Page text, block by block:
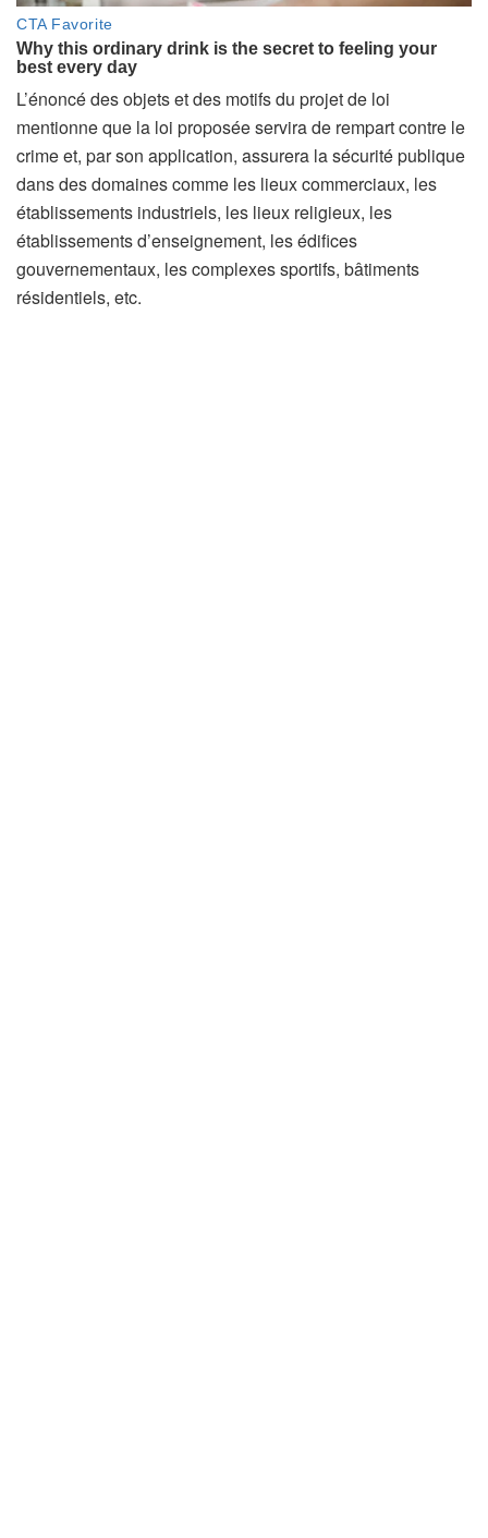
L’énoncé des objets et des motifs du projet de loi
mentionne que la loi proposée servira de rempart contre le
crime et, par son application, assurera la sécurité publique
dans des domaines comme les lieux commerciaux, les
établissements industriels, les lieux religieux, les
établissements d’enseignement, les édifices
gouvernementaux, les complexes sportifs, bâtiments
résidentiels, etc.